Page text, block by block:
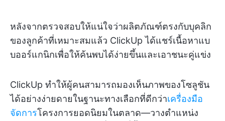
หลังจากตรวจสอบให้แน่ใจว่าผลิตภัณฑ์ตรงกับบุคลิก
ของลูกค้าที่เหมาะสมแล้ว ClickUp ได้แชร์เนื้อหาแบ
บออร์แกนิกเพื่อให้ค้นพบได้ง่ายขึ้นและเอาชนะคู่แข่ง
ClickUp ทำให้ผู้คนสามารถมองเห็นภาพของโซลูชัน
ได้อย่างง่ายดายในฐานะทางเลือกที่ดีกว่าเครื่องมือ
จัดการโครงการยอดนิยมในตลาด—วางตำแหน่ง